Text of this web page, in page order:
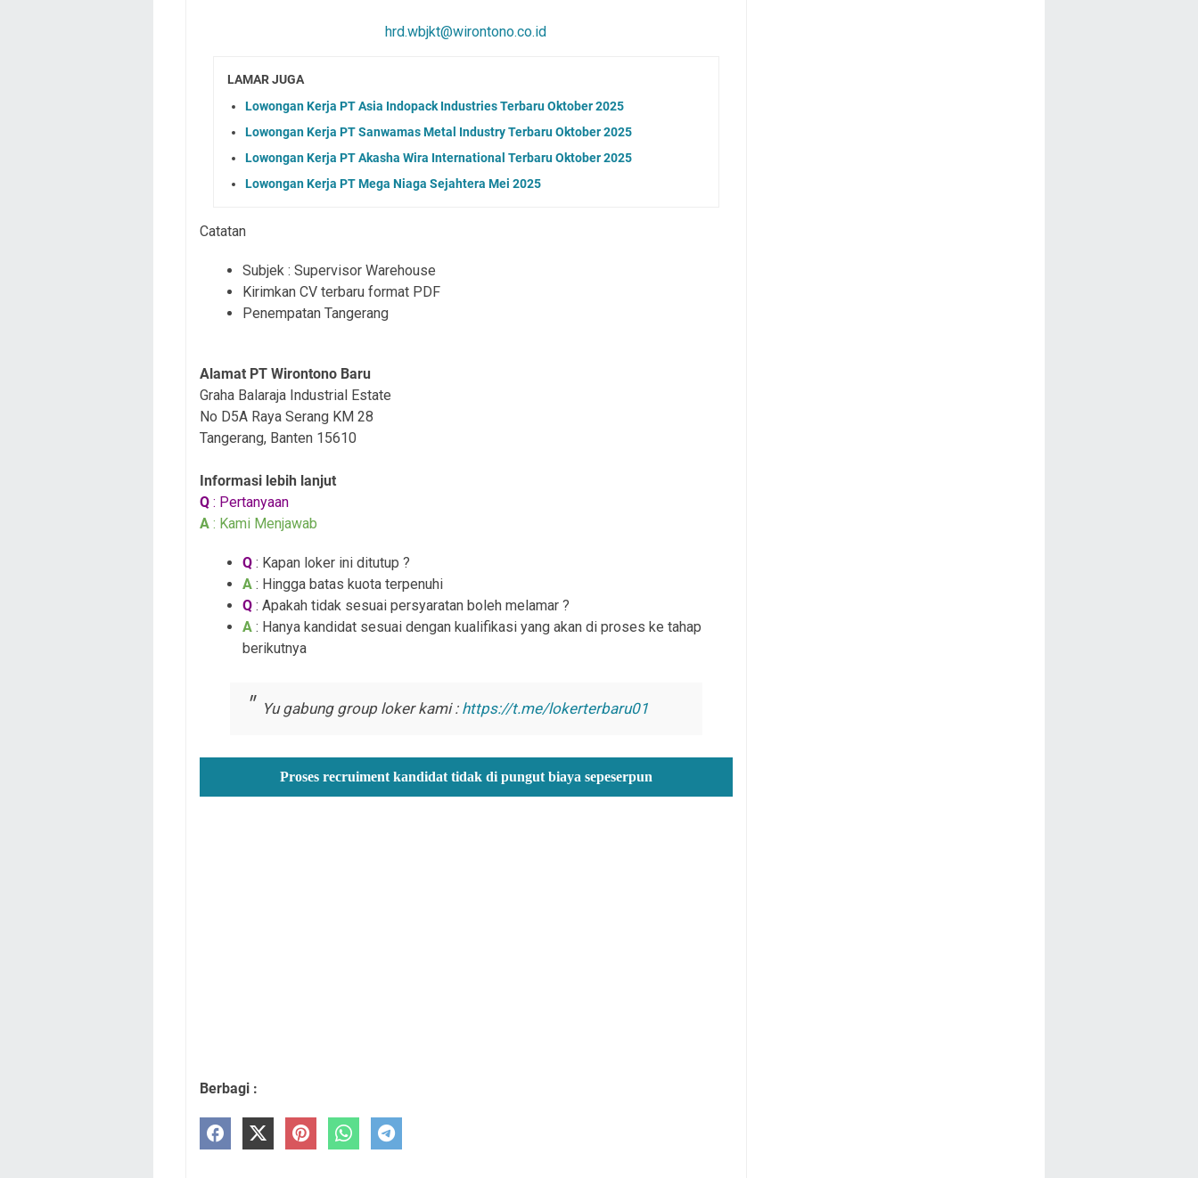
hrd.wbjkt@wirontono.co.id
LAMAR JUGA
Lowongan Kerja PT Asia Indopack Industries Terbaru Oktober 2025
Lowongan Kerja PT Sanwamas Metal Industry Terbaru Oktober 2025
Lowongan Kerja PT Akasha Wira International Terbaru Oktober 2025
Lowongan Kerja PT Mega Niaga Sejahtera Mei 2025
Catatan
Subjek : Supervisor Warehouse
Kirimkan CV terbaru format PDF
Penempatan Tangerang
Alamat PT Wirontono Baru
Graha Balaraja Industrial Estate
No D5A Raya Serang KM 28
Tangerang, Banten 15610
Informasi lebih lanjut
Q : Pertanyaan
A : Kami Menjawab
Q : Kapan loker ini ditutup ?
A : Hingga batas kuota terpenuhi
Q : Apakah tidak sesuai persyaratan boleh melamar ?
A : Hanya kandidat sesuai dengan kualifikasi yang akan di proses ke tahap
berikutnya
Yu gabung group loker kami : https://t.me/lokerterbaru01
Proses recruiment kandidat tidak di pungut biaya sepeserpun
Berbagi :